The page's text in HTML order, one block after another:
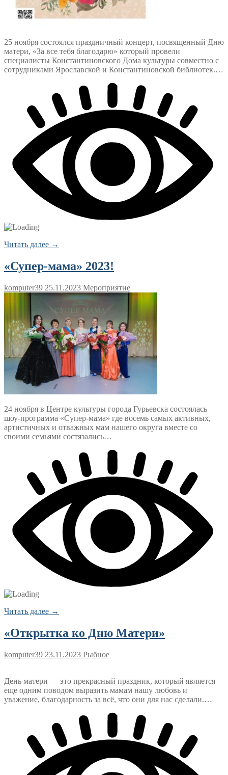
25 ноября состоялся праздничный концерт, посвященный Дню
матери, «За все тебя благодарю» который провели
специалисты Константиновского Дома культуры совместно с
сотрудниками Ярославской и Константиновской библиотек.…
Читать далее →
«Супер-мама» 2023!
komputer39 25.11.2023 Мероприятие
24 ноября в Центре культуры города Гурьевска состоялась
шоу-программа «Супер-мама» где восемь самых активных,
артистичных и отважных мам нашего округа вместе со
своими семьями состязались…
Читать далее →
«Открытка ко Дню Матери»
komputer39 23.11.2023 Рыбное
День матери — это прекрасный праздник, который является
еще одним поводом выразить мамам нашу любовь и
уважение, благодарность за всё, что они для нас сделали.…